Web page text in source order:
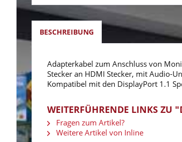
BESCHREIBUNG
Adapterkabel zum Anschluss von
Stecker an HDMI Stecker, mit Audio-
Kompatibel mit den DisplayPort 1.1
WEITERFÜHRENDE LINKS ZU
Fragen zum Artikel?
Weitere Artikel von Inline